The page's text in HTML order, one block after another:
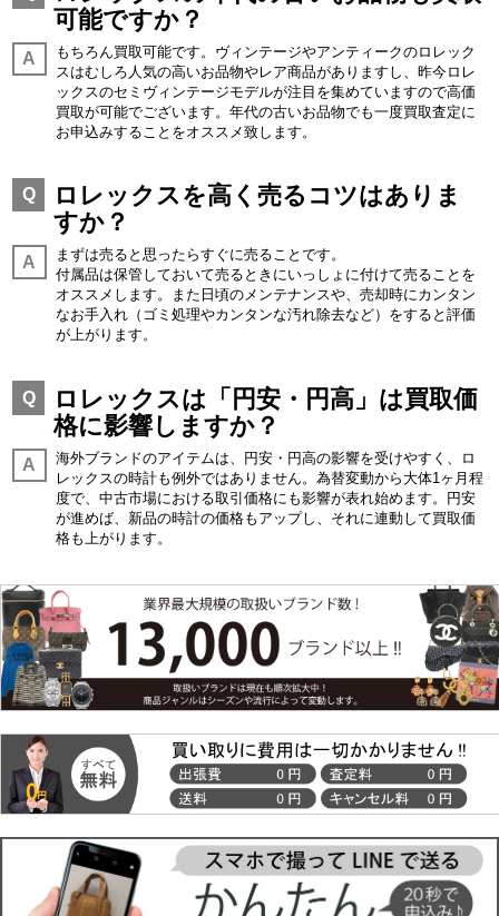
可能ですか？
A
もちろん買取可能です。ヴィンテージやアンティークのロレック
スはむしろ人気の高いお品物やレア商品がありますし、昨今ロレ
ックスのセミヴィンテージモデルが注目を集めていますので高価
買取が可能でございます。年代の古いお品物でも一度買取査定に
お申込みすることをオススメ致します。
Q
ロレックスを高く売るコツはありま
すか？
A
まずは売ると思ったらすぐに売ることです。
付属品は保管しておいて売るときにいっしょに付けて売ることを
オススメします。また日頃のメンテナンスや、売却時にカンタン
なお手入れ（ゴミ処理やカンタンな汚れ除去など）をすると評価
が上がります。
Q
ロレックスは「円安・円高」は買取価
格に影響しますか？
A
海外ブランドのアイテムは、円安・円高の影響を受けやすく、ロ
レックスの時計も例外ではありません。為替変動から大体1ヶ月程
度で、中古市場における取引価格にも影響が表れ始めます。円安
が進めば、新品の時計の価格もアップし、それに連動して買取価
格も上がります。